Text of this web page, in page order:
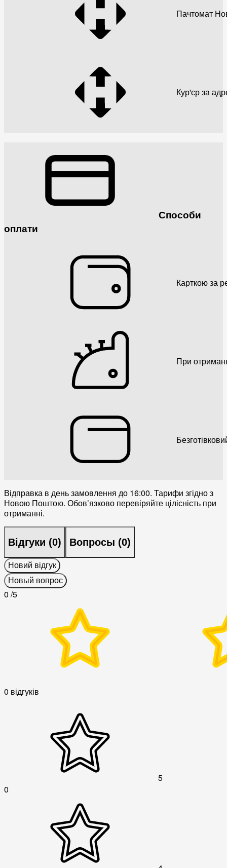
Пачтомат
Кур'єр за
Способи
оплати
Карткою за
При
Відправка в день замовлення до 16:00. Тарифи згідно з
Новою Поштою. Обовʼязково перевіряйте цілісність при
отриманні.
Відгуки (0) Вопросы (0)
Новий відгук
Новый вопрос
0 /5
0 відгуків
5
0